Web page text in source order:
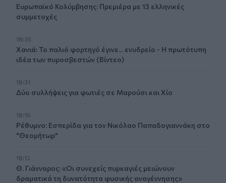
Ευρωπαϊκό Κολύμβησης: Πρεμιέρα με 13 ελληνικές
συμμετοχές
18:35
Χανιά: Το παλιό φορτηγό έγινε... ενυδρείο - Η πρωτότυπη
ιδέα των πυροσβεστών (Βίντεο)
18:31
Δύο συλλήψεις για φωτιές σε Μαρούσι και Χίο
18:16
Ρέθυμνο: Εσπερίδα για τον Νικόλαο Παπαδογιαννάκη στο
"Θεομήτωρ"
18:12
Θ. Γιάνναρος: «Οι συνεχείς πυρκαγιές μειώνουν
δραματικά τη δυνατότητα φυσικής αναγέννησης»